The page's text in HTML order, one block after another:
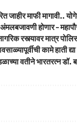
जाहीर माफी मागावी..
अंमलबजावणी होणार –
रस्त्यावर मात्र
कामे हाती
वतीने भारतरत्न